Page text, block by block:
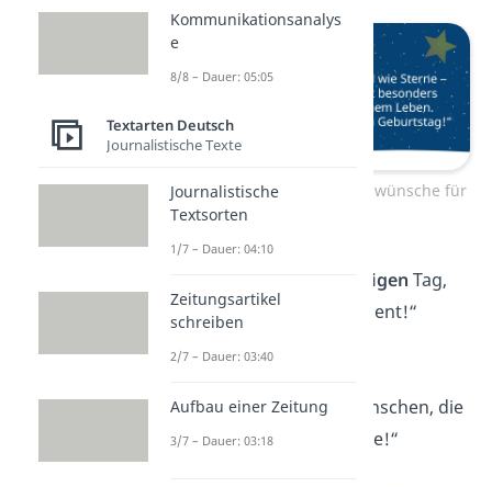
Herzliche Geburtstagswünsche für
großartigen Tag,
du hast ihn dir verdient!“
wunderbarsten
Menschen, die
ich kenne. Alles Liebe!“
Kommunikationsanalys
e
8/8 – Dauer: 05:05
Textarten Deutsch
Journalistische Texte
Journalistische
Textsorten
1/7 – Dauer: 04:10
Zeitungsartikel
schreiben
2/7 – Dauer: 03:40
Aufbau einer Zeitung
3/7 – Dauer: 03:18